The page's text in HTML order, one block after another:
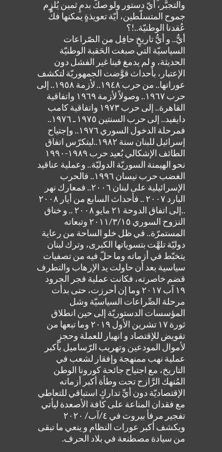
والتجبُّر، أيّ دستور ولو صكَّ بدمٍ ثمين يُلزِم
جموح المتسلّطين، أيّة تعويذةٍ يمكنها فكَّ
عُقدنا الوطنيّة..!؟
أيُّ.. و أيُّ تاريخٍ حافِل من الصّراعات
السياسيّة التي صبغت الحَقبة الوطنيّة
الحديثة، و لم يدمغ فينا غير الفشل دون
الإعتبار، بأحداث قوَّضت الجمهوريّة لتكشف
عوراتها.. من حرب ١٩٤٨.. لأزمة ١٩٥٨.. إلى
حرب ١٩٦٧.. وصولاً لأزمة ١٩٦٩ واتفاقية
القاهرة.. إلى حرب ١٩٧٣ واتفاقية كامب
دايفيد.. إلى حرب السنتين ١٩٧٥ ـ ١٩٧٦..
فمرحلة الدخول السوري ١٩٧٦.. وإجتياح
إسرائيل للبنان سنة ١٩٨٢..ليتكرّس اتفاق
الطائف الإشكالي بُعيد حرب ١٩٨٩-١٩٩٠
نحو الهيمنة السوريّة الدوليّة.. وعملية عناقيد
الغضب حرب نيسان ١٩٩٦.. فالحرب
الإسرائيلية على لبنان ٢٠٠٦.. فمعارك نهر
البارد ٢٠٠٧ .. فأحداث السابع من أيار ٢٠٠٨
..إلى اتفاق الدوحة ٢١ مايو ٢٠٠٨ .. و خناق
النزوح السوري ٢٠١١/٣/١٥ وتبعاته
المستمرّة.. في ظل خلو الساحة من رعاية
دوليّة تلهَّت بتسوياتها الكبرى، وترك لبنان
يتخبّط في أزماته وما حلّ فيه من تصفيات
سياسية بعد أن حاولت يد الإرهاب والتطرف
قضم خاصرته، فكانت عملية فجر الجرود
١٩ آب ٢٠١٧ وما إن أحرزت، حتى بدأت
مرحلة الصِّراعات السياسيّة وشل
المؤسسات الدستوريّة إلى حين انطلاق
ثورة ١٧ تشرين الأول ٢٠١٩ وما تبعها من
تقويض للإقتصاد و انهيار للعملة وحجزٍ
لأموال المودعين وتهريب الرّساميل بأكبر
عملية نهب ممنهجة وإفقار لشعب في
التاريخ، مع اجتياح جائحة كورونا الوطن
المُنهك الرَّازح تحت وطأة أكبر أزماته
الإقتصاديّة دون أيِّ تداركٍ استباقي للتعاطي
مع فقدان المناعة على كافة الأصعدة ليأتي
تفجير مرفأ بيروت في ٤/آب/ ٢٠٢٠
ويكشف أكبر عورات النظام و ينعي ما تبقى
من سيادة مصطنعة في بلاد الحرف.